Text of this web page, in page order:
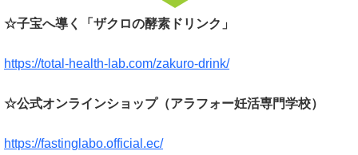
☆子宝へ導く「ザクロの酵素ドリンク」
https://total-health-lab.com/zakuro-drink/
☆公式オンラインショップ（アラフォー妊活専門学校）
https://fastinglabo.official.ec/